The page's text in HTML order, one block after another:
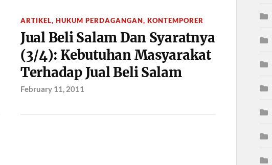
ARTIKEL, HUKUM PERDAGANGAN, KONTEMPORER
Jual Beli Salam Dan Syaratnya
(3/4): Kebutuhan Masyarakat
Terhadap Jual Beli Salam
February 11, 2011